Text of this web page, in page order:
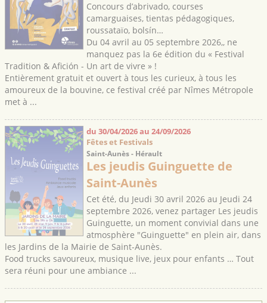
Concours d’abrivado, courses
camarguaises, tientas pédagogiques,
roussataïo, bolsín…
Du 04 avril au 05 septembre 2026,, ne
manquez pas la 6e édition du « Festival
Tradition & Afición - Un art de vivre » !
Entièrement gratuit et ouvert à tous les curieux, à tous les
amoureux de la bouvine, ce festival créé par Nîmes Métropole
met à ...
du 30/04/2026 au 24/09/2026
Fêtes et Festivals
Saint-Aunès - Hérault
Les jeudis Guinguette de
Saint-Aunès
Cet été, du Jeudi 30 avril 2026 au Jeudi 24
septembre 2026, venez partager Les jeudis
Guinguette, un moment convivial dans une
atmosphère "Guinguette" en plein air, dans
les Jardins de la Mairie de Saint-Aunès.
Food trucks savoureux, musique live, jeux pour enfants … Tout
sera réuni pour une ambiance ...